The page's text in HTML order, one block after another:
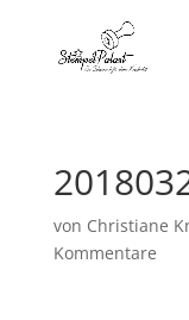
von Christiane
Kommentare